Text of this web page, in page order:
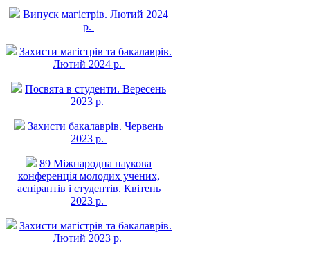
Випуск магістрів. Лютий 2024
р.
Захисти магістрів та бакалаврів.
Лютий 2024 р.
Посвята в студенти. Вересень
2023 р.
Захисти бакалаврів. Червень
2023 р.
89 Міжнародна наукова
конференція молодих учених,
аспірантів і студентів. Квітень
2023 р.
Захисти магістрів та бакалаврів.
Лютий 2023 р.